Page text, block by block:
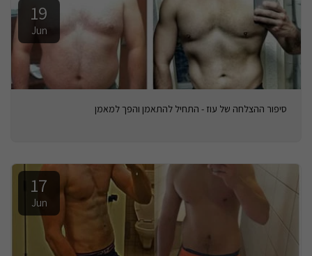
19
Jun
סיפור ההצלחה של עוז - התחיל להתאמן והפך למאמן
17
Jun